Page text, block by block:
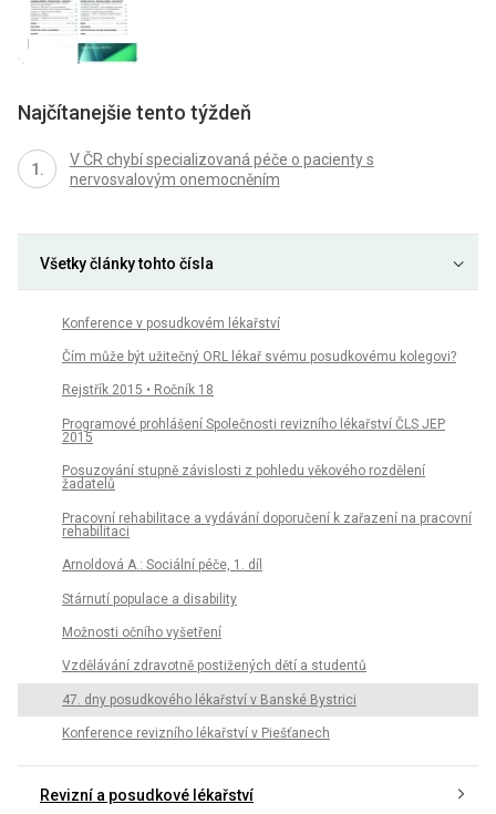
Najčítanejšie tento týždeň
V ČR chybí specializovaná péče o pacienty s
nervosvalovým onemocněním
Všetky články tohto čísla
Konference v posudkovém lékařství
Čím může být užitečný ORL lékař svému posudkovému kolegovi?
Rejstřík 2015 • Ročník 18
Programové prohlášení Společnosti revizního lékařství ČLS JEP
2015
Posuzování stupně závislosti z pohledu věkového rozdělení
žadatelů
Pracovní rehabilitace a vydávání doporučení k zařazení na pracovní
rehabilitaci
Arnoldová A.: Sociální péče, 1. díl
Stárnutí populace a disability
Možnosti očního vyšetření
Vzdělávání zdravotně postižených dětí a studentů
47. dny posudkového lékařství v Banské Bystrici
Konference revizního lékařství v Piešťanech
Revizní a posudkové lékařství